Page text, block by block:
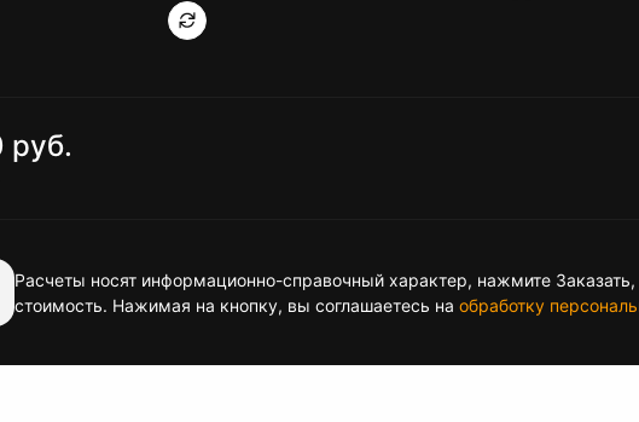
руб.
Расчеты носят информационно-справочный характер, нажмите Заказать,
стоимость. Нажимая на кнопку, вы соглашаетесь на обработку